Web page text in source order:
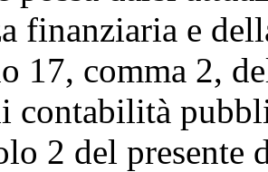
finanziaria e
17, comma 2,
contabilità
2 del presente